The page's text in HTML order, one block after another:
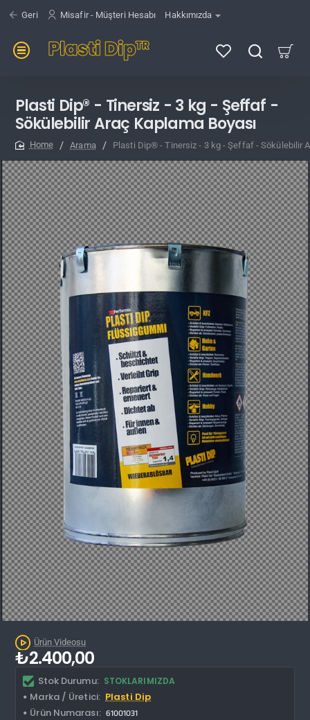
Geri Misafir - Müşteri Hesabı Hakkımızda
Plasti Dip® - Tinersiz - 3 kg - Şeffaf -
Sökülebilir Araç Kaplama Boyası
Arama Plasti Dip® - Tinersiz - 3 kg - Şeffaf - Sökülebilir
Ürün Videosu
Stok Durumu: STOKLARIMIZDA
Marka / Üretici: Plasti Dip
Ürün Numarası: 61001031
₺2.400,00